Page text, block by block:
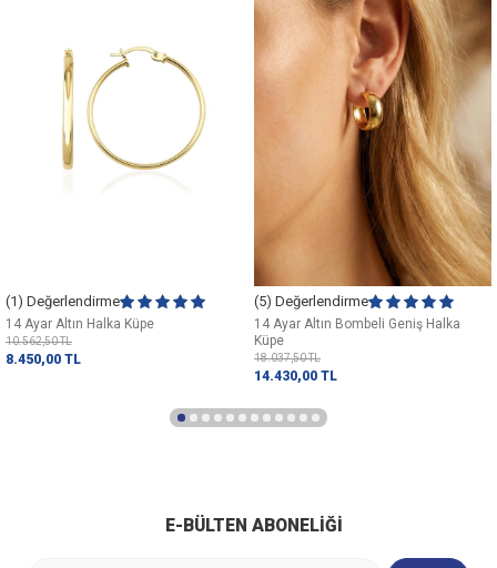
(1) Değerlendirme
14 Ayar Altın Halka Küpe
10.562,50TL
8.450,00 TL
(5) Değerlendirme
14 Ayar Altın Bombeli Geniş Halka
Küpe
18.037,50TL
14.430,00 TL
E-BÜLTEN ABONELIĞI